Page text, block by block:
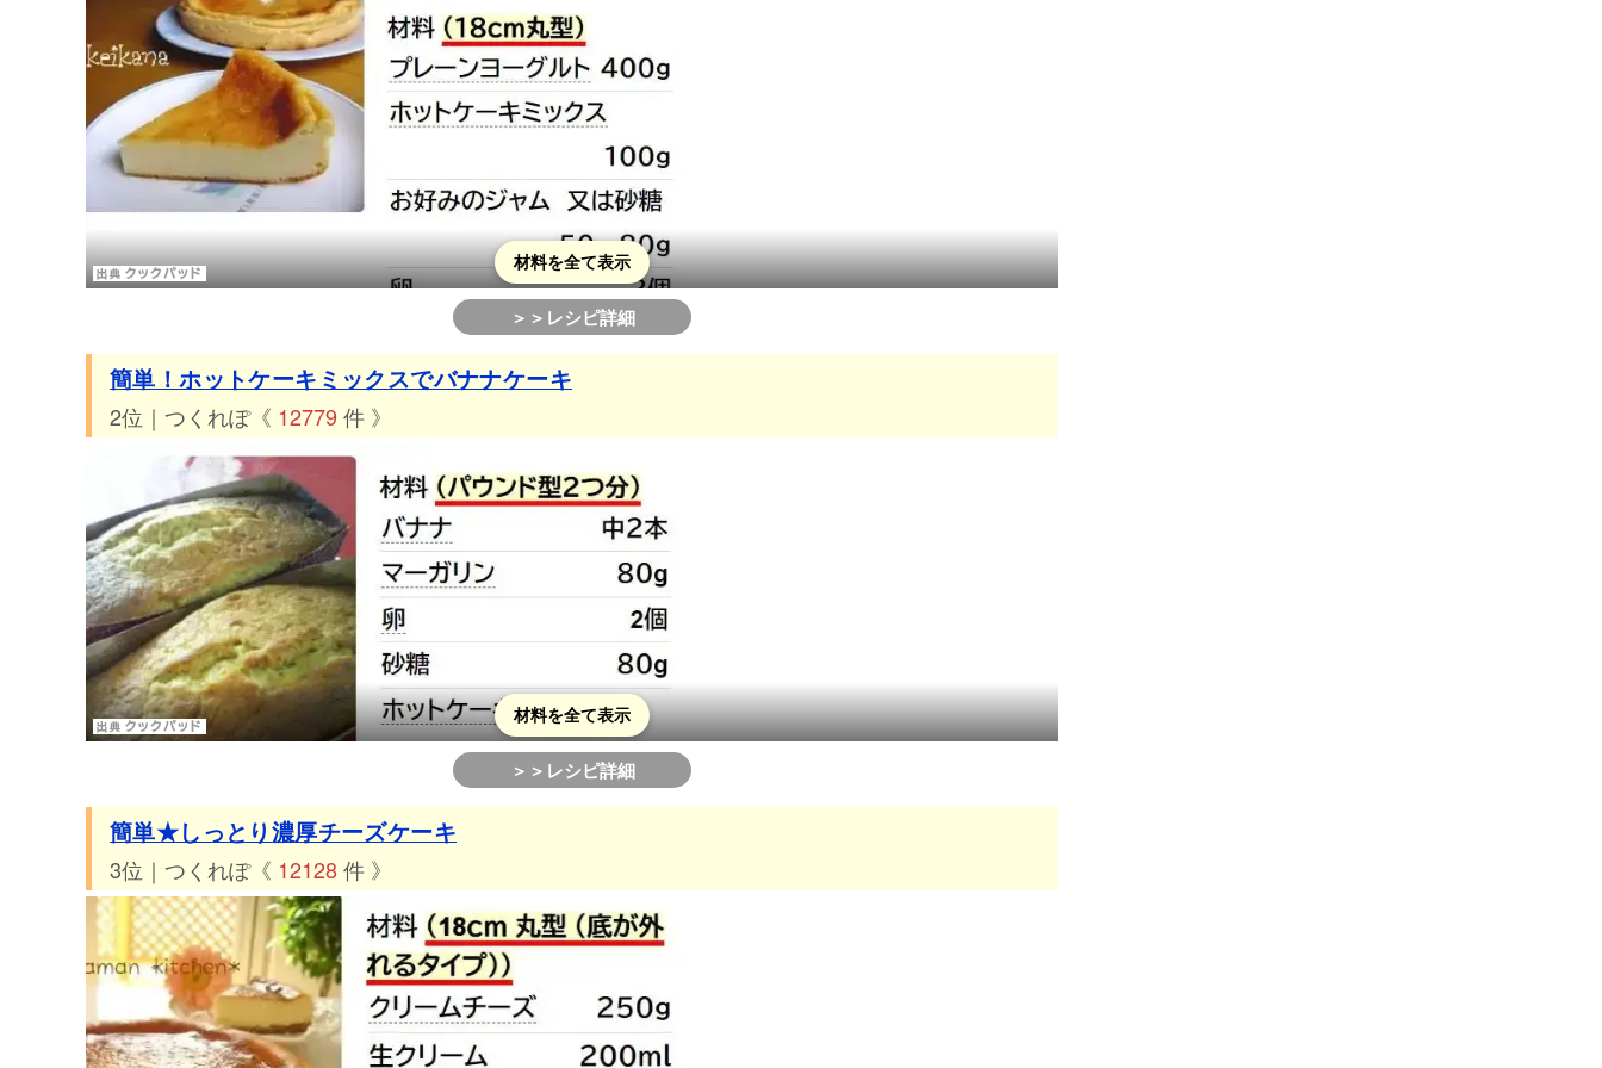
43位 つくれぽ1798件 簡単♪しっとり♪バナナマフィン
44位 つくれぽ1795件 簡単おやつHMで☆サーターアンダギー
45位 つくれぽ1719件 チーズケーキに憧れたトースト
46位 つくれぽ1681件 はかり不要♪HMで簡単バナナケーキ
47位 つくれぽ1656件 簡単☆かぼちゃのパウンドケーキ
49位 つくれぽ1633件 とっても簡単☆チョコタルト♪
50位 つくれぽ1618件 簡単すぎる！レンジdeマグカップケーキ
52位 つくれぽ1608件 ■糖質制限■幸せチーズケーキ簡単太らない
53位 つくれぽ1600件 材料３つ☆簡単マシュマロチョコムース♪
54位 つくれぽ1407件 ヨーグルトで北海道♪なめらかティラミス
55位 つくれぽ1350件 本当に簡単♪∞お鍋で梨のタルトタタン∞
56位 つくれぽ1335件 ホットケーキミックスで簡単りんごケーキ♡
57位 つくれぽ1255件 簡単！HMでサクサクバナナパウンドケーキ
58位 つくれぽ1206件 超簡単！炊飯器でチョコケーキ★
59位 つくれぽ1202件 フライパンで簡単♪ふわふわ蒸しパン
60位 つくれぽ1191件 焼かないよ❁オレオチーズケーキ
材料を全て表示
＞＞レシピ詳細
簡単！ホットケーキミックスでバナナケーキ
2位｜つくれぽ《 12779 件 》
材料を全て表示
＞＞レシピ詳細
簡単★しっとり濃厚チーズケーキ
3位｜つくれぽ《 12128件 》